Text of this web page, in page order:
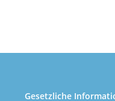
Gesetzliche